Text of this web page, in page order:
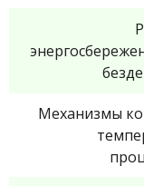
Механизмы